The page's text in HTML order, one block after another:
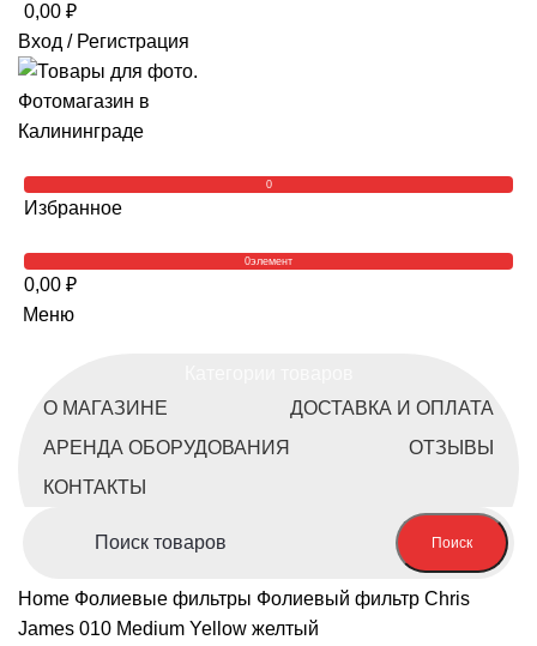
0,00 ₽
Вход / Регистрация
0
Избранное
0элемент
0,00 ₽
Меню
О МАГАЗИНЕ
ДОСТАВКА И ОПЛАТА
АРЕНДА ОБОРУДОВАНИЯ
ОТЗЫВЫ
КОНТАКТЫ
Поиск
Home Фолиевые фильтры Фолиевый фильтр Chris
James 010 Medium Yellow желтый